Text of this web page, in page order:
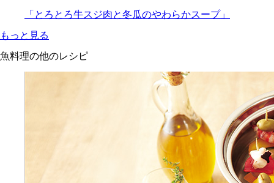
「とろとろ牛スジ肉と冬瓜のやわらかスープ」
もっと見る
魚料理の他のレシピ